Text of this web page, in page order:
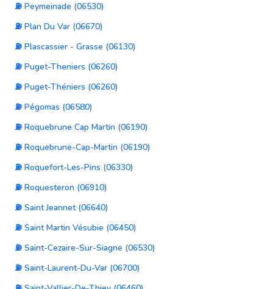
⛽ Peymeinade (06530)
⛽ Plan Du Var (06670)
⛽ Plascassier - Grasse (06130)
⛽ Puget-Theniers (06260)
⛽ Puget-Théniers (06260)
⛽ Pégomas (06580)
⛽ Roquebrune Cap Martin (06190)
⛽ Roquebrune-Cap-Martin (06190)
⛽ Roquefort-Les-Pins (06330)
⛽ Roquesteron (06910)
⛽ Saint Jeannet (06640)
⛽ Saint Martin Vésubie (06450)
⛽ Saint-Cezaire-Sur-Siagne (06530)
⛽ Saint-Laurent-Du-Var (06700)